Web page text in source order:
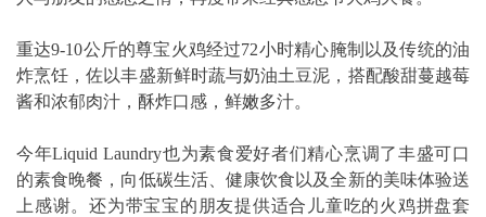
重达9-10公斤的尊宝火鸡经过72小时精心腌制以及传统的油
炸烹饪，佐以丰盛新鲜时蔬与奶油土豆泥，搭配酸甜蔓越莓
酱和浓郁肉汁，酥炸口感，鲜嫩多汁。
今年Liquid Laundry也为素食爱好者们精心烹调了丰盛可口
的素食晚餐，向低碳生活、健康饮食以及全新的美味体验送
上感谢。还为带宝宝的朋友提供适合儿童吃的火鸡拼盘套